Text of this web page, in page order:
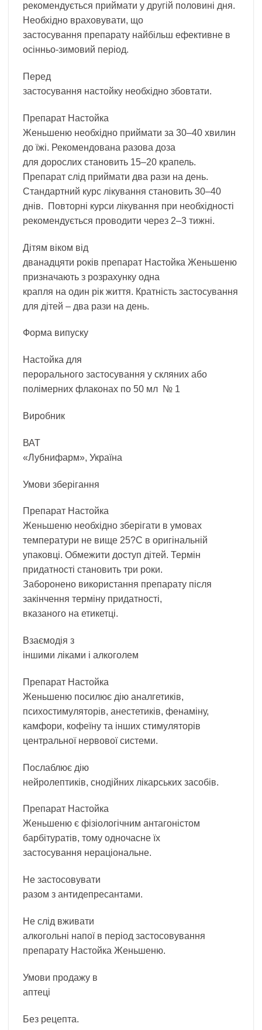
рекомендується приймати у другій половині дня.
Необхідно враховувати, що
застосування препарату найбільш ефективне в
осінньо-зимовий період.
Перед
застосування настойку необхідно збовтати.
Препарат Настойка
Женьшеню необхідно приймати за 30–40 хвилин
до їжі. Рекомендована разова доза
для дорослих становить 15–20 крапель.
Препарат слід приймати два рази на день.
Стандартний курс лікування становить 30–40
днів. Повторні курси лікування при необхідності
рекомендується проводити через 2–3 тижні.
Дітям віком від
дванадцяти років препарат Настойка Женьшеню
призначають з розрахунку одна
крапля на один рік життя. Кратність застосування
для дітей – два рази на день.
Форма випуску
Настойка для
перорального застосування у скляних або
полімерних флаконах по 50 мл № 1
Виробник
ВАТ
«Лубнифарм», Україна
Умови зберігання
Препарат Настойка
Женьшеню необхідно зберігати в умовах
температури не вище 25?С в оригінальній
упаковці. Обмежити доступ дітей. Термін
придатності становить три роки.
Заборонено використання препарату після
закінчення терміну придатності,
вказаного на етикетці.
Взаємодія з
іншими ліками і алкоголем
Препарат Настойка
Женьшеню посилює дію аналгетиків,
психостимуляторів, анестетиків, фенаміну,
камфори, кофеїну та інших стимуляторів
центральної нервової системи.
Послаблює дію
нейролептиків, снодійних лікарських засобів.
Препарат Настойка
Женьшеню є фізіологічним антагоністом
барбітуратів, тому одночасне їх
застосування нераціональне.
Не застосовувати
разом з антидепресантами.
Не слід вживати
алкогольні напої в період застосовування
препарату Настойка Женьшеню.
Умови продажу в
аптеці
Без рецепта.